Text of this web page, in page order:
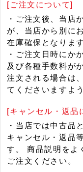
[ご注文について]
・ご注文後、当店
が、当店から別に
在庫確保となります
・ご注文日時にか
及び各種手数料が
注文される場合は
てくださいますよ
[キャンセル・返品
・当店では中古品
キャンセル・返品
す。 商品説明をよ
ご注文ください。